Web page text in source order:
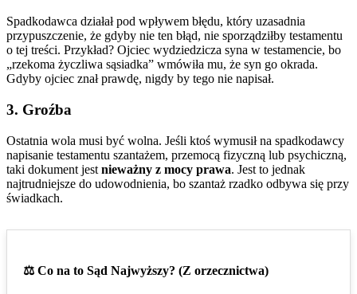
Spadkodawca działał pod wpływem błędu, który uzasadnia
przypuszczenie, że gdyby nie ten błąd, nie sporządziłby testamentu
o tej treści. Przykład? Ojciec wydziedzicza syna w testamencie, bo
„rzekoma życzliwa sąsiadka” wmówiła mu, że syn go okrada.
Gdyby ojciec znał prawdę, nigdy by tego nie napisał.
3. Groźba
Ostatnia wola musi być wolna. Jeśli ktoś wymusił na spadkodawcy
napisanie testamentu szantażem, przemocą fizyczną lub psychiczną,
taki dokument jest nieważny z mocy prawa. Jest to jednak
najtrudniejsze do udowodnienia, bo szantaż rzadko odbywa się przy
świadkach.
⚖️ Co na to Sąd Najwyższy? (Z orzecznictwa)